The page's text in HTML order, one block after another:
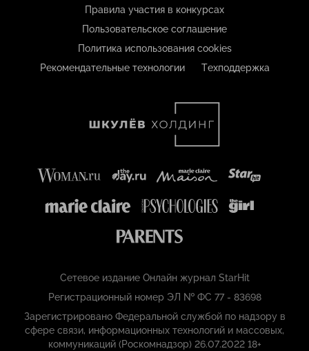
Правила участия в конкурсах
Пользовательское соглашение
Политика использования cookies
Рекомендательные технологии
Техподдержка
Сетевое издание Онлайн журнал StarHit
Регистрационный номер ЭЛ № ФС 77 - 83698
Зарегистрировано Федеральной службой по надзору в
сфере связи, информационных технологий и массовых,
коммуникаций (Роскомнадзор) 26.07.2022 18+